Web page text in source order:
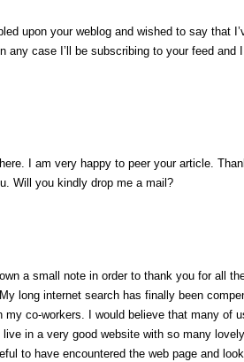
upon your weblog and wished to say that
any case I’ll be subscribing to your feed and
I am very happy to peer your article.
Will you kindly drop me a mail?
a small note in order to thank you for all
long internet search has finally been
my co-workers. I would believe that many of
in a very good website with so many
to have encountered the web page and